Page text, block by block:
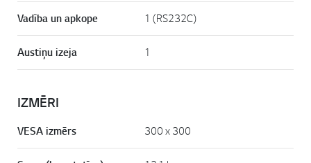
Vadība un apkope 1 (RS232C)
Austiņu izeja 1
IZMĒRI
VESA izmērs 300 x 300